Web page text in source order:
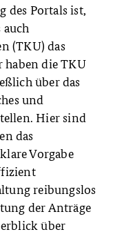
des Portals ist,
auch
(TKU) das
die TKU
über das
und
Hier sind
das
Vorgabe
reibungslos
der Anträge
über